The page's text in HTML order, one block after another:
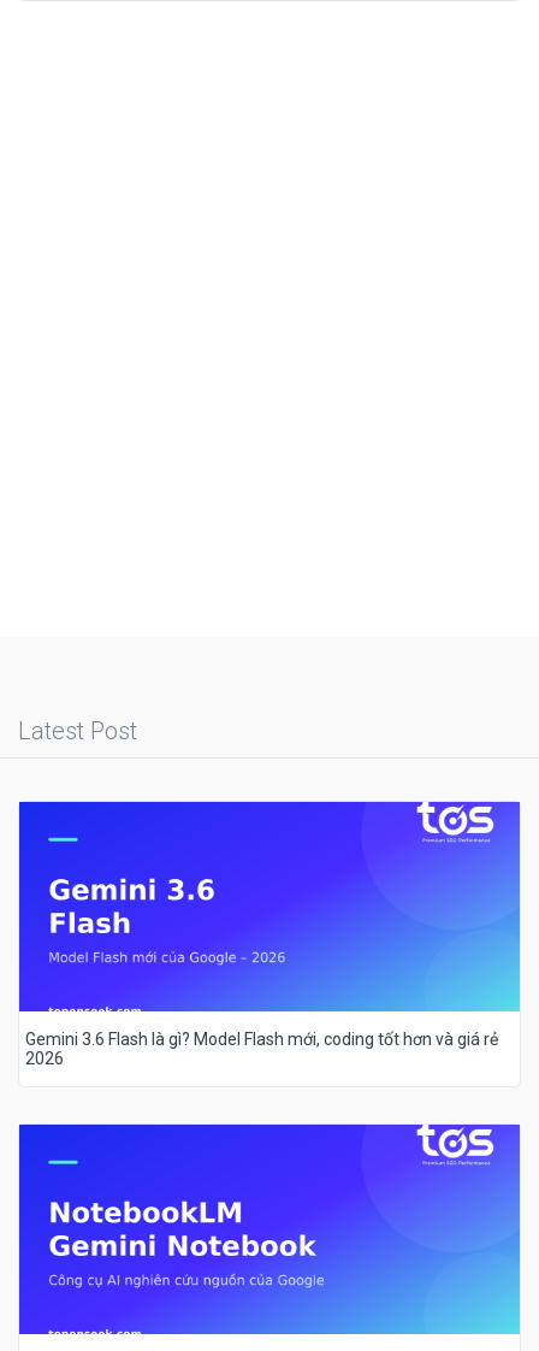
Latest Post
Gemini 3.6 Flash là gì? Model Flash mới, coding tốt hơn và giá rẻ
2026